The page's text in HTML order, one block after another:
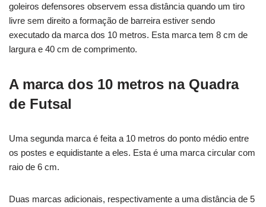
goleiros defensores observem essa distância quando um tiro
livre sem direito a formação de barreira estiver sendo
executado da marca dos 10 metros. Esta marca tem 8 cm de
largura e 40 cm de comprimento.
A marca dos 10 metros na Quadra
de Futsal
Uma segunda marca é feita a 10 metros do ponto médio entre
os postes e equidistante a eles. Esta é uma marca circular com
raio de 6 cm.
Duas marcas adicionais, respectivamente a uma distância de 5